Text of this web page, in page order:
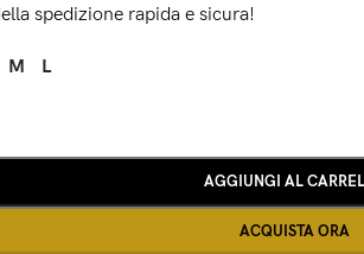
spedizione rapida e sicura!
M L
AGGIUNGI AL
ACQUISTA ORA